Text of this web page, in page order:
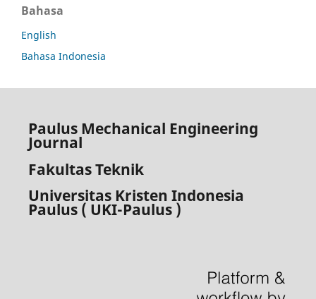
Bahasa
English
Bahasa Indonesia
Paulus Mechanical Engineering
Journal
Fakultas Teknik
Universitas Kristen Indonesia
Paulus ( UKI-Paulus )